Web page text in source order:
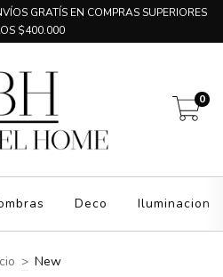
GRATÍS EN COMPRAS SUPERIORES
$400.000
0
Deco Iluminacion
> New